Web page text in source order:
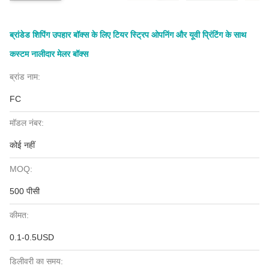
ब्रांडेड शिपिंग उपहार बॉक्स के लिए टियर स्ट्रिप ओपनिंग और यूवी प्रिंटिंग के साथ
कस्टम नालीदार मेलर बॉक्स
ब्रांड नाम:
FC
मॉडल नंबर:
कोई नहीं
MOQ:
500 पीसी
कीमत:
0.1-0.5USD
डिलीवरी का समय: